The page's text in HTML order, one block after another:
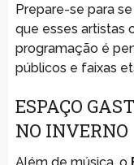
Prepare-se para
que esses artistas
programação é
públicos e faixas
ESPAÇO
NO INVERNO
Além de música, o